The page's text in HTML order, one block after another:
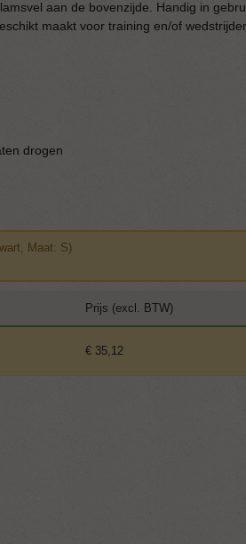
aan de bovenzijde. Handig in
maakt voor training en/of
drogen
Maat: S)
Prijs (excl. BTW)
€ 35,12